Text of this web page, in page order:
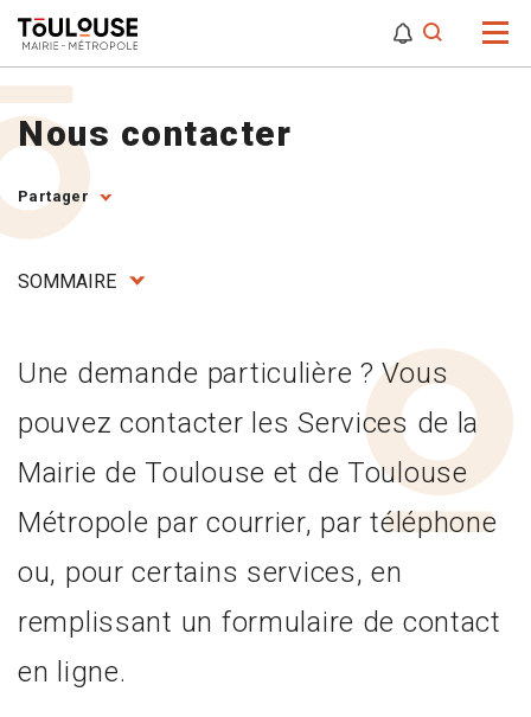
Nous contacter
Partager
SOMMAIRE
Une demande particulière ? Vous
pouvez contacter les Services de la
Mairie de Toulouse et de Toulouse
Métropole par courrier, par téléphone
ou, pour certains services, en
remplissant un formulaire de contact
en ligne.